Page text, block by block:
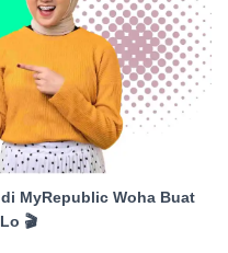
MyRepublic Woha Buat
🎬